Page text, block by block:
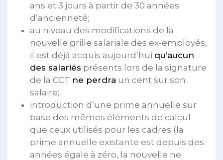
ans et 3 jours à partir de 30 années
d’ancienneté;
au niveau des modifications de la
nouvelle grille salariale des ex-employés,
il est déjà acquis aujourd’hui qu’aucun
des salariés présents lors de la signature
de la CCT ne perdra un cent sur son
salaire;
introduction d’une prime annuelle sur
base des mêmes éléments de calcul
que ceux utilisés pour les cadres (la
prime annuelle existante est depuis des
années égale à zéro, la nouvelle ne